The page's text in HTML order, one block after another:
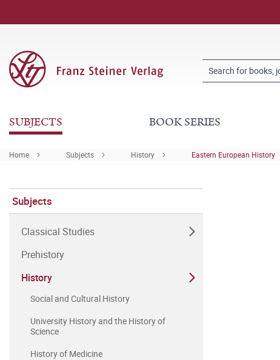
SUBJECTS BOOK SERIES
Home Subjects History Eastern European History
Subjects
Classical Studies
Prehistory
History
Social and Cultural History
University History and the History of
Science
History of Medicine